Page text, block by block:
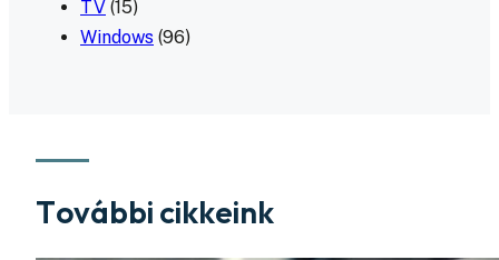
TV (15)
Windows (96)
További cikkeink